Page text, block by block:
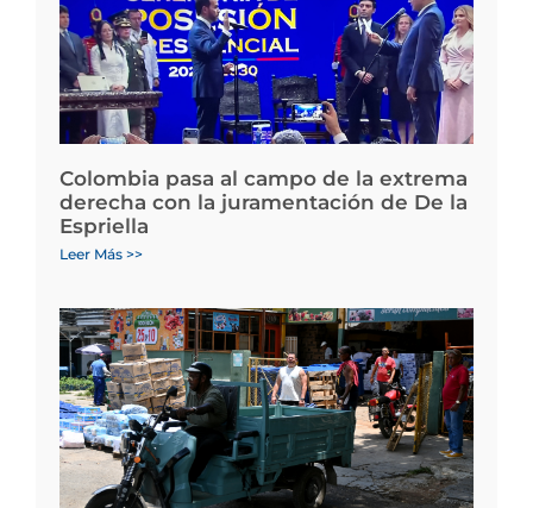
Colombia pasa al campo de la extrema
derecha con la juramentación de De la
Espriella
Leer Más >>